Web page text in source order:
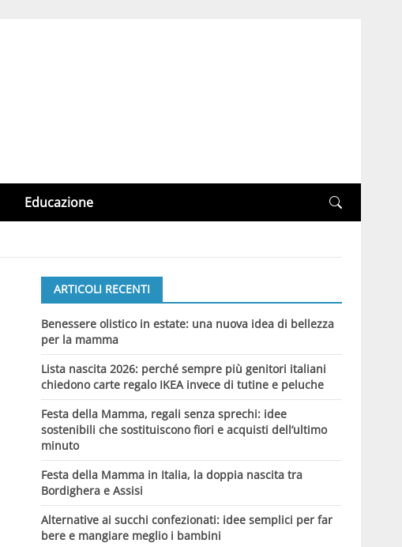
Educazione
ARTICOLI RECENTI
Benessere olistico in estate: una nuova idea di bellezza
per la mamma
Lista nascita 2026: perché sempre più genitori italiani
chiedono carte regalo IKEA invece di tutine e peluche
Festa della Mamma, regali senza sprechi: idee
sostenibili che sostituiscono fiori e acquisti dell’ultimo
minuto
Festa della Mamma in Italia, la doppia nascita tra
Bordighera e Assisi
Alternative ai succhi confezionati: idee semplici per far
bere e mangiare meglio i bambini